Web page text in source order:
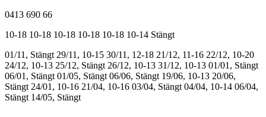
0413 690 66
10-18 10-18 10-18 10-18 10-18 10-14 Stängt
01/11, Stängt 29/11, 10-15 30/11, 12-18 21/12, 11-16 22/12, 10-20
24/12, 10-13 25/12, Stängt 26/12, 10-13 31/12, 10-13 01/01, Stängt
06/01, Stängt 01/05, Stängt 06/06, Stängt 19/06, 10-13 20/06,
Stängt 24/01, 10-16 21/04, 10-16 03/04, Stängt 04/04, 10-14 06/04,
Stängt 14/05, Stängt